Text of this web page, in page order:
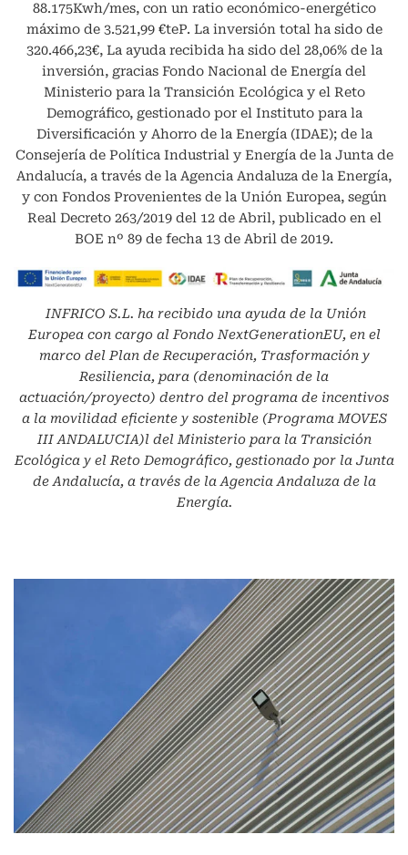
88.175Kwh/mes, con un ratio económico-energético
máximo de 3.521,99 €teP. La inversión total ha sido de
320.466,23€, La ayuda recibida ha sido del 28,06% de la
inversión, gracias Fondo Nacional de Energía del
Ministerio para la Transición Ecológica y el Reto
Demográfico, gestionado por el Instituto para la
Diversificación y Ahorro de la Energía (IDAE); de la
Consejería de Política Industrial y Energía de la Junta de
Andalucía, a través de la Agencia Andaluza de la Energía,
y con Fondos Provenientes de la Unión Europea, según
Real Decreto 263/2019 del 12 de Abril, publicado en el
BOE nº 89 de fecha 13 de Abril de 2019.
INFRICO S.L. ha recibido una ayuda de la Unión
Europea con cargo al Fondo NextGenerationEU, en el
marco del Plan de Recuperación, Trasformación y
Resiliencia, para (denominación de la
actuación/proyecto) dentro del programa de incentivos
a la movilidad eficiente y sostenible (Programa MOVES
III ANDALUCIA)l del Ministerio para la Transición
Ecológica y el Reto Demográfico, gestionado por la Junta
de Andalucía, a través de la Agencia Andaluza de la
Energía.